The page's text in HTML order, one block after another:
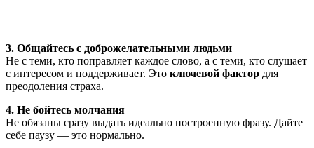
3. Общайтесь с доброжелательными людьми
Не с теми, кто поправляет каждое слово, а с теми, кто слушает
с интересом и поддерживает. Это ключевой фактор для
преодоления страха.
4. Не бойтесь молчания
Не обязаны сразу выдать идеально построенную фразу. Дайте
себе паузу — это нормально.